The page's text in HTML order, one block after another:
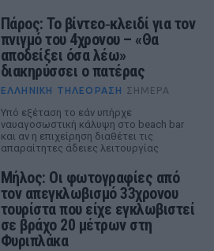
Πάρος: Το βίντεο‑κλειδί για τον
πνιγμό του 4χρονου – «Θα
αποδείξει όσα λέω»
διακηρύσσει ο πατέρας
ΕΛΛΗΝΙΚΉ ΤΗΛΕΌΡΑΣΗ ΣΉΜΕΡΑ
Υπό εξέταση το εάν υπήρχε
ναυαγοσωστική κάλυψη στο beach bar
και αν η επιχείρηση διαθέτει τις
απαραίτητες άδειες λειτουργίας
Μήλος: Οι φωτογραφίες από
τον απεγκλωβισμό 33χρονου
τουρίστα που είχε εγκλωβιστεί
σε βράχο 20 μέτρων στη
Φυριπλάκα